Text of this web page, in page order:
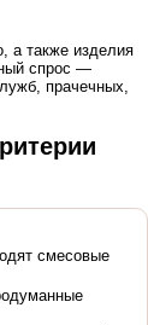
а также изделия
спрос —
прачечных,
смесовые